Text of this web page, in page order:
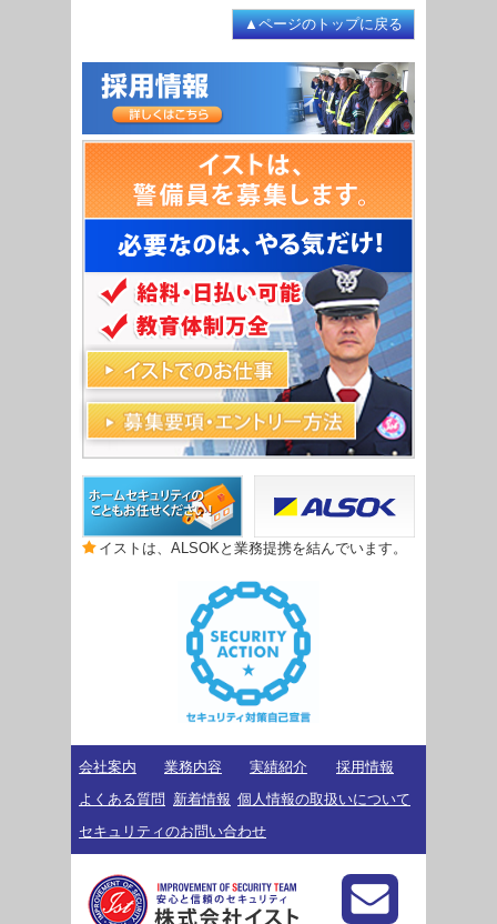
ページのトップに戻る
イストは、ALSOKと業務提携を結んでいます。
会社案内 業務内容 実績紹介
採用情報
よくある質問 新着情報 個人情報の取扱いについて
セキュリティのお問い合わせ